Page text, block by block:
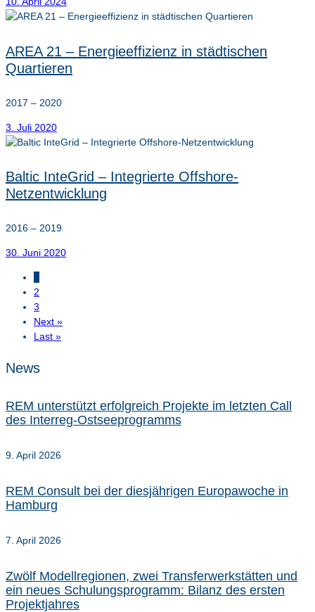
AREA 21 – Energieeffizienz in städtischen
Quartieren
2017 – 2020
3. Juli 2020
Baltic InteGrid – Integrierte Offshore-
Netzentwicklung
2016 – 2019
30. Juni 2020
2
3
Next »
Last »
News
REM unterstützt erfolgreich Projekte im letzten Call
des Interreg-Ostseeprogramms
9. April 2026
REM Consult bei der diesjährigen Europawoche in
Hamburg
7. April 2026
Zwölf Modellregionen, zwei Transferwerkstätten und
ein neues Schulungsprogramm: Bilanz des ersten
Projektjahres